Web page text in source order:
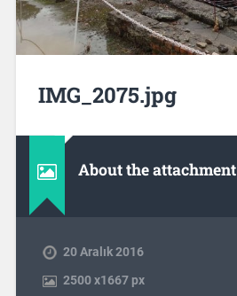
IMG_2075.jpg
About the attachment
20 Aralık 2016
2500x1667 px